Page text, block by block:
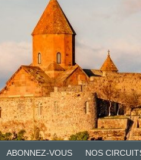
ABONNEZ-VOUS NOS